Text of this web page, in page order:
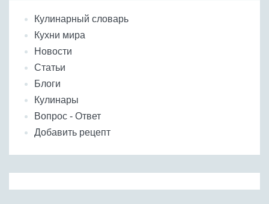
Кулинарный словарь
Кухни мира
Новости
Статьи
Блоги
Кулинары
Вопрос - Ответ
Добавить рецепт